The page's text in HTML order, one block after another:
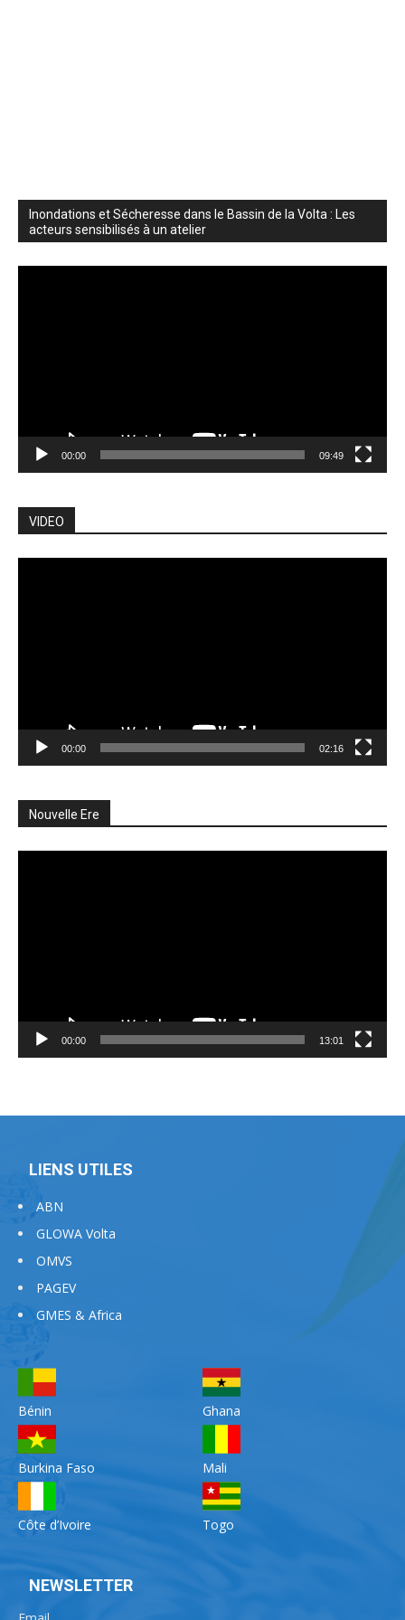
Inondations et Sécheresse dans le Bassin de la Volta : Les
acteurs sensibilisés à un atelier
00:00 09:49
VIDEO
00:00 02:16
Nouvelle Ere
00:00 13:01
LIENS UTILES
ABN
GLOWA Volta
OMVS
PAGEV
GMES & Africa
Bénin
Burkina Faso
Côte d’Ivoire
Ghana
Mali
Togo
NEWSLETTER